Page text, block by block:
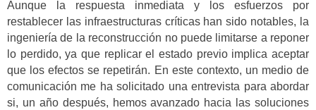
Aunque la respuesta inmediata y los esfuerzos por
restablecer las infraestructuras críticas han sido notables, la
ingeniería de la reconstrucción no puede limitarse a reponer
lo perdido, ya que replicar el estado previo implica aceptar
que los efectos se repetirán. En este contexto, un medio de
comunicación me ha solicitado una entrevista para abordar
si, un año después, hemos avanzado hacia las soluciones